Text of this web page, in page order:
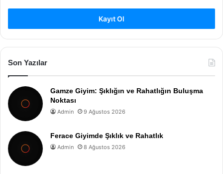
Kayıt Ol
Son Yazılar
Gamze Giyim: Şıklığın ve Rahatlığın Buluşma
Noktası
Admin 9 Ağustos 2026
Ferace Giyimde Şıklık ve Rahatlık
Admin 8 Ağustos 2026